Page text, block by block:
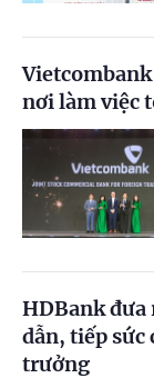
nơi làm việc
HDBank
dẫn, tiếp sức
trưởng